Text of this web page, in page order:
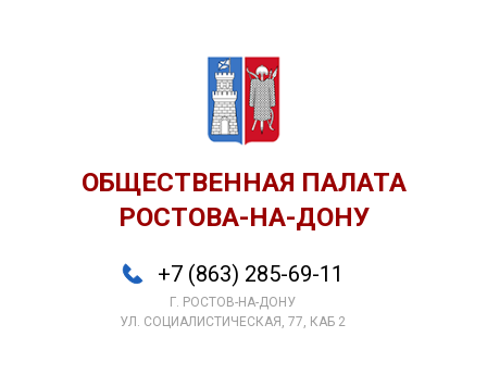
ОБЩЕСТВЕННАЯ ПАЛАТА
РОСТОВА-НА-ДОНУ
+7 (863) 285-69-11
Г. РОСТОВ-НА-ДОНУ
УЛ. СОЦИАЛИСТИЧЕСКАЯ, 77, КАБ 2